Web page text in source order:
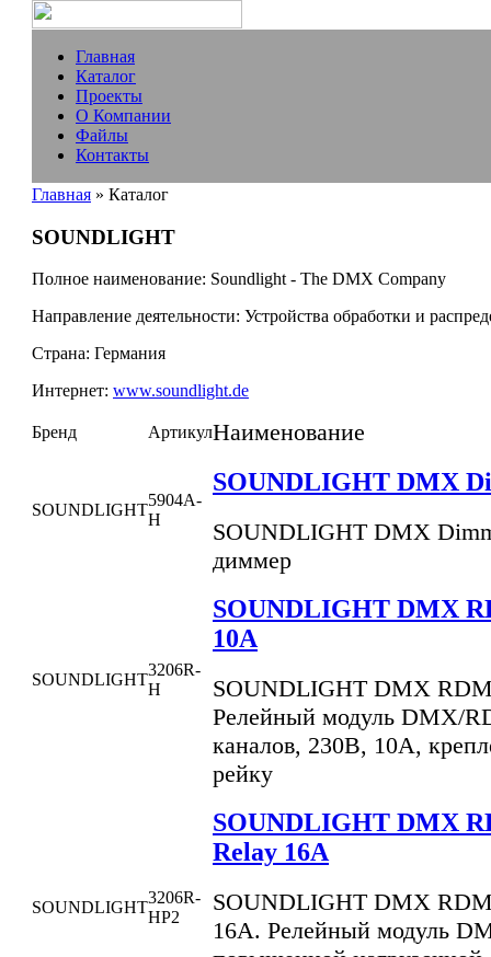
Главная
Каталог
Проекты
О Компании
Файлы
Контакты
Главная » Каталог
SOUNDLIGHT
Полное наименование: Soundlight - The DMX Company
Направление деятельности: Устройства обработки и
Страна: Германия
Интернет: www.soundlight.de
Бренд АртикулНаименование
SOUNDLIGHT
5904A-
H
SOUNDLIGHT DMX
SOUNDLIGHT DMX
диммер
SOUNDLIGHT
3206R-
H
SOUNDLIGHT DMX
10A
SOUNDLIGHT DMX
Релейный модуль DMX/
каналов, 230В, 10А,
рейку
SOUNDLIGHT
3206R-
HP2
SOUNDLIGHT DMX
Relay 16A
SOUNDLIGHT DMX
16A. Релейный модуль